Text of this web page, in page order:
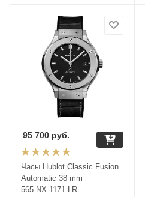
Часы Hublot Classic Fusion
Automatic 38 mm
565.NX.1171.LR
95 700 руб.